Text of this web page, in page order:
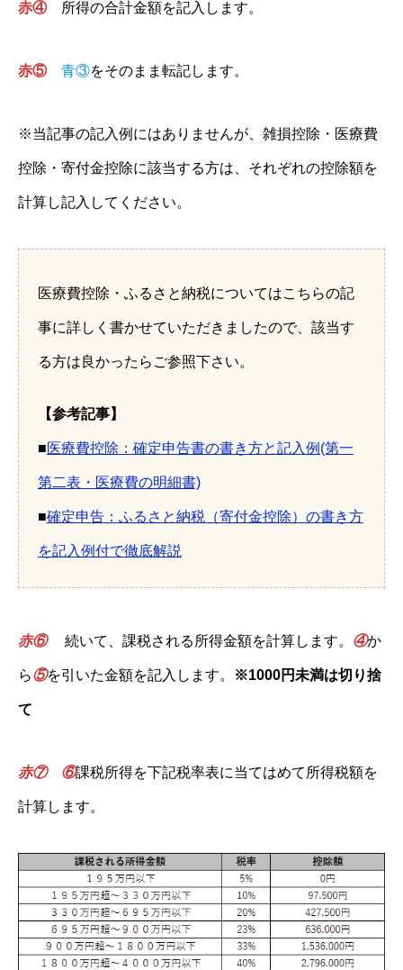
赤④所得の合計金額を記入します。
赤⑤ 青③をそのまま転記します。
※当記事の記入例にはありませんが、雑損控除・医療費
控除・寄付金控除に該当する方は、それぞれの控除額を
計算し記入してください。
医療費控除・ふるさと納税についてはこちらの記
事に詳しく書かせていただきましたので、該当す
る方は良かったらご参照下さい。
【参考記事】
■医療費控除：確定申告書の書き方と記入例(第一
第二表・医療費の明細書)
■確定申告：ふるさと納税（寄付金控除）の書き方
を記入例付で徹底解説
赤⑥続いて、課税される所得金額を計算します。 ④か
ら⑤を引いた金額を記入します。 ※1000円未満は切り捨
て
赤⑦ ⑥課税所得を下記税率表に当てはめて所得税額を
計算します。